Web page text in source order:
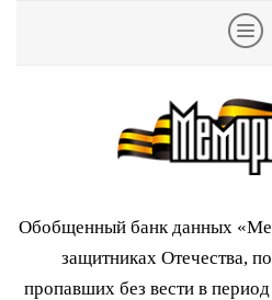
Обобщенный банк данных
защитниках Отечества,
пропавших без вести в